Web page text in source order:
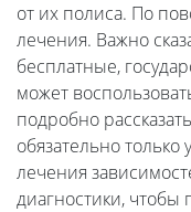
от их полиса. По
лечения. Важно
бесплатные,
может
подробно
обязательно
лечения
диагностики, чтобы